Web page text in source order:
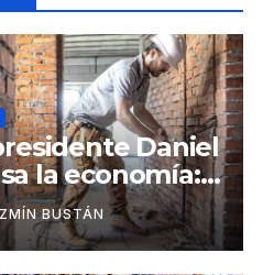
Daniel
la economía:
los USD
y crecen
BUSTÁN